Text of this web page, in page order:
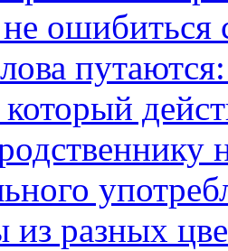
ошибиться
из разных